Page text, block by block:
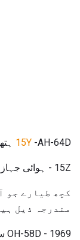
15Y -AH-64D ہتھیاروں / الیکٹریکل / ایوینک سسٹم مرمتکار
15Z - ہوائی جہاز کی بحالی سینئر سرجنٹ
کچھ طیارے جو
مندرجہ ذیل
OH-58D - 1969 سے،